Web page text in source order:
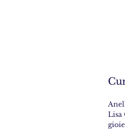
Lisa